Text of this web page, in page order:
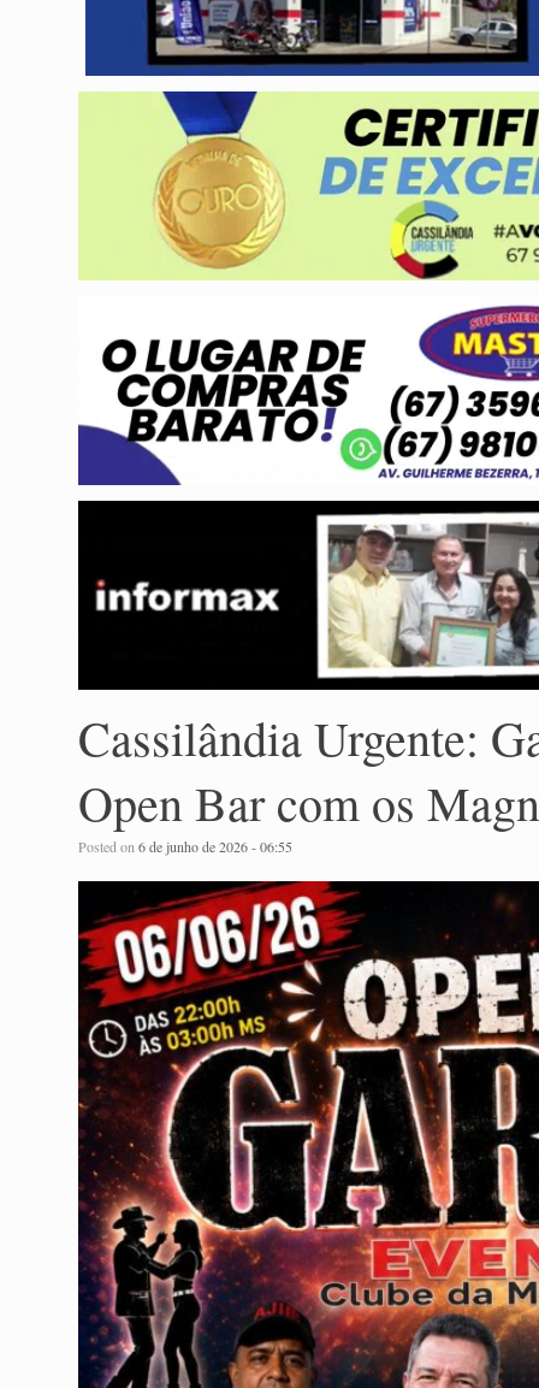
Cassilândia Urgente:
Open Bar com os
Posted on6 de junho de 2026 - 06:55